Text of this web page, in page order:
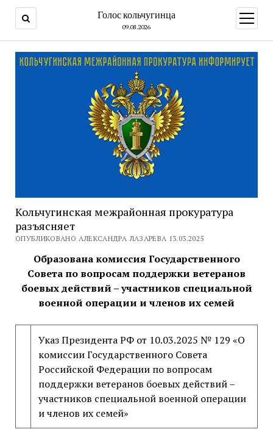
Голос кольчугинца
09.08.2026
меню
Кольчугинская межрайонная прокуратура
разъясняет
ОПУБЛИКОВАНО АЛЕКСАНДРА ЛАЗАРЕВА 13.03.2025
Образована комиссия Государственного
Совета по вопросам поддержки ветеранов
боевых действий – участников специальной
военной операции и членов их семей
Указ Президента РФ от 10.03.2025 № 129 «О
комиссии Государственного Совета
Российской Федерации по вопросам
поддержки ветеранов боевых действий –
участников специальной военной операции
и членов их семей»